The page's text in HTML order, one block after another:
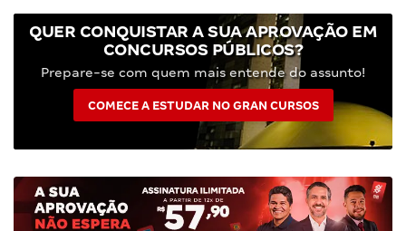
QUER CONQUISTAR A SUA APROVAÇÃO EM
CONCURSOS PÚBLICOS?
Prepare-se com quem mais entende do assunto!
COMECE A ESTUDAR NO GRAN CURSOS